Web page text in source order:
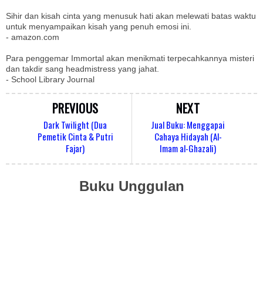
Sihir dan kisah cinta yang menusuk hati akan melewati batas waktu
untuk menyampaikan kisah yang penuh emosi ini.
- amazon.com
Para penggemar Immortal akan menikmati terpecahkannya misteri
dan takdir sang headmistress yang jahat.
- School Library Journal
NEXT
Jual Buku: Menggapai
Cahaya Hidayah (Al-
Imam al-Ghazali)
PREVIOUS
Dark Twilight (Dua
Pemetik Cinta & Putri
Fajar)
Buku Unggulan